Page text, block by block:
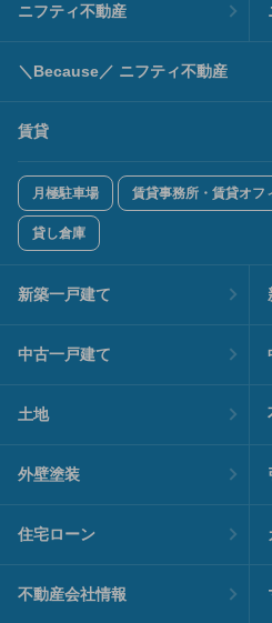
ニフティ不動産
＼Because／ ニフティ不動産
賃貸
月極駐車場 賃貸事務所・賃貸オフ
貸し倉庫
新築一戸建て
中古一戸建て
土地
外壁塗装
住宅ローン
不動産会社情報